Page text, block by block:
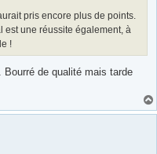
pris encore plus de points.
est une réussite également, à
!
de qualité mais tarde